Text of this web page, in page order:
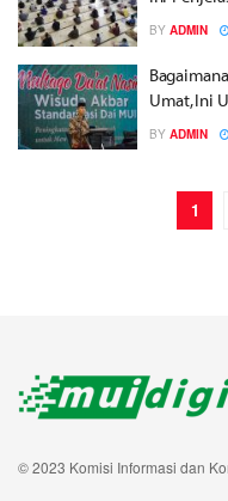
BY ADMIN
Umat, Ini
BY ADMIN
1
© 2023 Komisi Informasi dan